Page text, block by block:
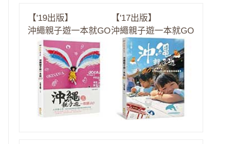
【'19出版】
沖繩親子遊一本就GO
【'17出版】
沖繩親子遊一本就GO